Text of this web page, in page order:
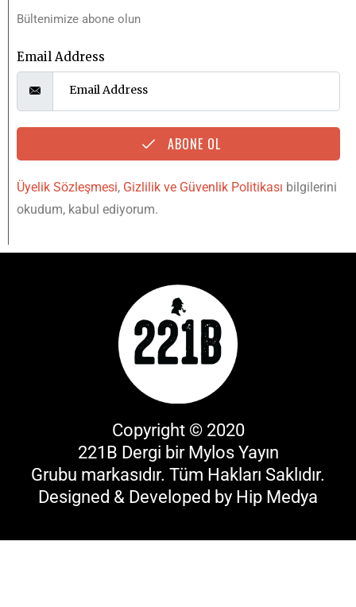
Bültenimize abone olun
Email Address
ABONE OL
Üyelik Sözleşmesi, Gizlilik ve Güvenlik Politikası bilgilerini
okudum, kabul ediyorum.
Copyright © 2020
221B Dergi bir Mylos Yayın
Grubu markasıdır. Tüm Hakları Saklıdır.
Designed & Developed by Hip Medya